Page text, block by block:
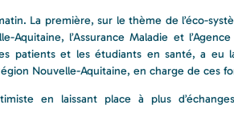
La première, sur le thème de l’éco-
l’Assurance Maladie et
patients et les étudiants en santé, a eu
Nouvelle-Aquitaine, en charge de ces
en laissant place à plus